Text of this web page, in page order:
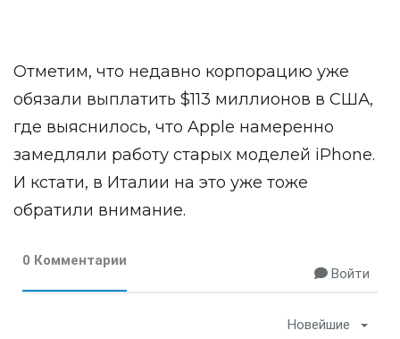
Отметим, что недавно корпорацию уже
обязали выплатить $113 миллионов в США,
где выяснилось, что Apple намеренно
замедляли работу старых моделей iPhone.
И кстати, в Италии на это уже тоже
обратили внимание.
0 Комментарии
Войти
Новейшие